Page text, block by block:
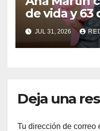
de vida y 63
anuncia
personajes
JUL 31, 2026
Deja una
Tu dirección de correo